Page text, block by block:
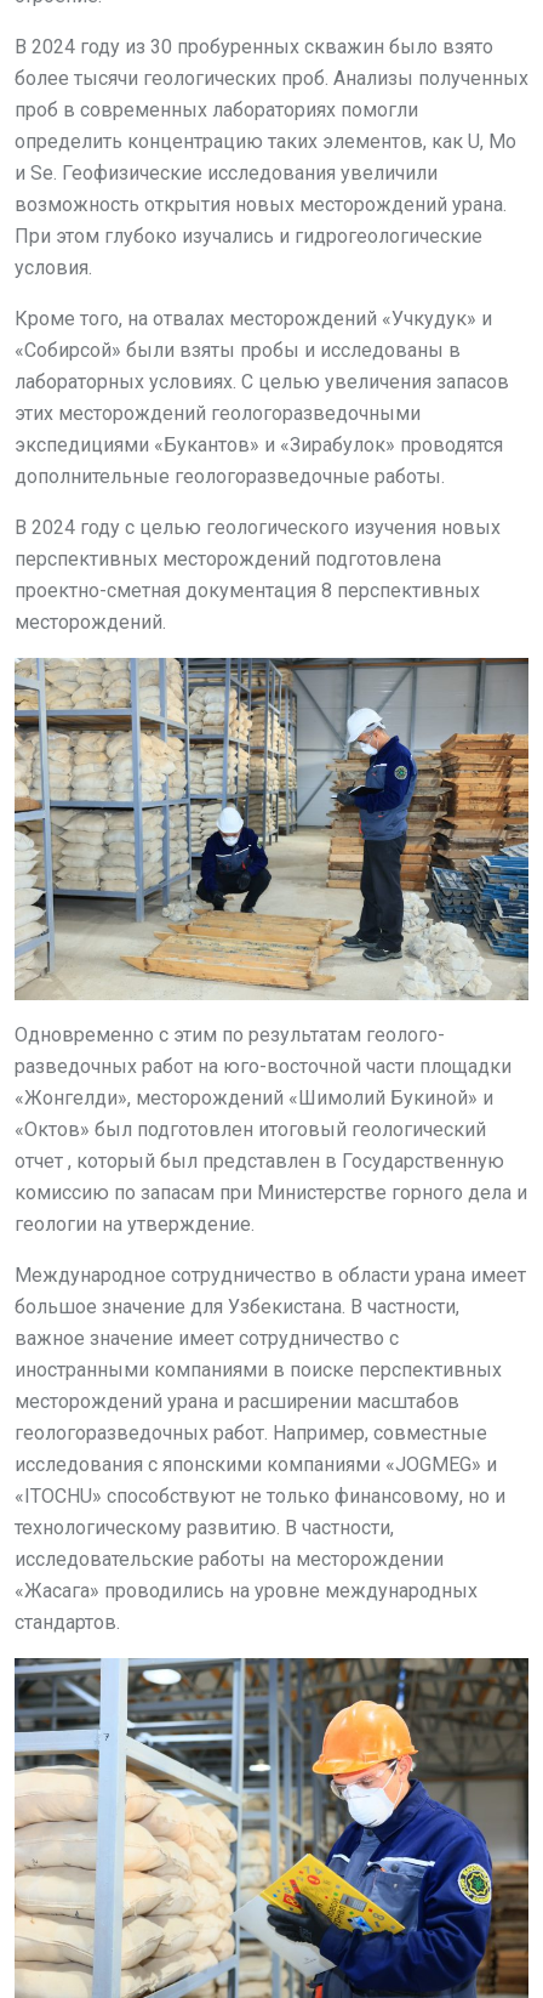
В 2024 году из 30 пробуренных скважин было взято
более тысячи геологических проб. Анализы полученных
проб в современных лабораториях помогли
определить концентрацию таких элементов, как U, Mo
и Se. Геофизические исследования увеличили
возможность открытия новых месторождений урана.
При этом глубоко изучались и гидрогеологические
условия.
Кроме того, на отвалах месторождений «Учкудук» и
«Собирсой» были взяты пробы и исследованы в
лабораторных условиях. С целью увеличения запасов
этих месторождений геологоразведочными
экспедициями «Букантов» и «Зирабулок» проводятся
дополнительные геологоразведочные работы.
В 2024 году с целью геологического изучения новых
перспективных месторождений подготовлена
проектно-сметная документация 8 перспективных
месторождений.
Одновременно с этим по результатам геолого-
разведочных работ на юго-восточной части площадки
«Жонгелди», месторождений «Шимолий Букиной» и
«Октов» был подготовлен итоговый геологический
отчет , который был представлен в Государственную
комиссию по запасам при Министерстве горного дела и
геологии на утверждение.
Международное сотрудничество в области урана имеет
большое значение для Узбекистана. В частности,
важное значение имеет сотрудничество с
иностранными компаниями в поиске перспективных
месторождений урана и расширении масштабов
геологоразведочных работ. Например, совместные
исследования с японскими компаниями «JOGMEG» и
«ITOCHU» способствуют не только финансовому, но и
технологическому развитию. В частности,
исследовательские работы на месторождении
«Жасага» проводились на уровне международных
стандартов.